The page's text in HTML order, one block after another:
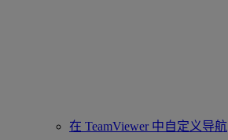
在 TeamViewer 中自定义导航